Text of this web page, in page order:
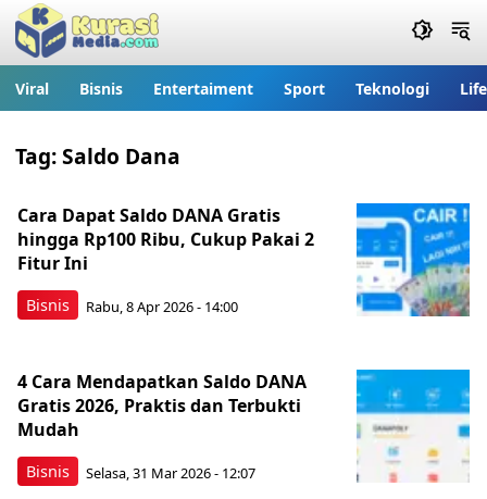
Viral Bisnis Entertaiment Sport Teknologi
Tag:Saldo Dana
Bisnis
Cara Dapat Saldo DANA Gratis
hingga Rp100 Ribu, Cukup Pakai 2
Fitur Ini
Rabu, 8 Apr 2026 - 14:00
Bisnis
4 Cara Mendapatkan Saldo DANA
Gratis 2026, Praktis dan Terbukti
Mudah
Selasa, 31 Mar 2026 - 12:07